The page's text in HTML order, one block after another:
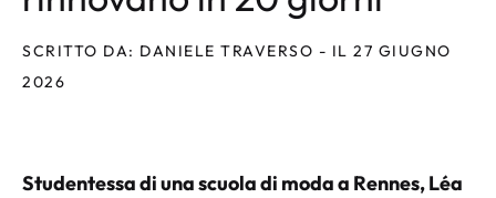
SCRITTO DA: DANIELE TRAVERSO - IL 27 GIUGNO
2026
Studentessa di una scuola di moda a Rennes, Léa